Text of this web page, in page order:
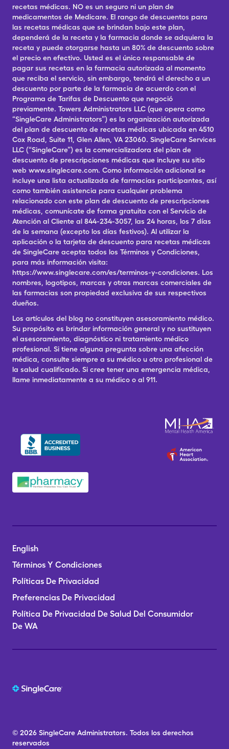
recetas médicas. NO es un seguro ni un plan de
medicamentos de Medicare. El rango de descuentos para
las recetas médicas que se brindan bajo este plan,
dependerá de la receta y la farmacia donde se adquiera la
receta y puede otorgarse hasta un 80% de descuento sobre
el precio en efectivo. Usted es el único responsable de
pagar sus recetas en la farmacia autorizada al momento
que reciba el servicio, sin embargo, tendrá el derecho a un
descuento por parte de la farmacia de acuerdo con el
Programa de Tarifas de Descuento que negoció
previamente. Towers Administrators LLC (que opera como
“SingleCare Administrators”) es la organización autorizada
del plan de descuento de recetas médicas ubicada en 4510
Cox Road, Suite 11, Glen Allen, VA 23060. SingleCare Services
LLC (“SingleCare”) es la comercializadora del plan de
descuento de prescripciones médicas que incluye su sitio
web www.singlecare.com. Como información adicional se
incluye una lista actualizada de farmacias participantes, así
como también asistencia para cualquier problema
relacionado con este plan de descuento de prescripciones
médicas, comunícate de forma gratuita con el Servicio de
Atención al Cliente al 844-234-3057, las 24 horas, los 7 días
de la semana (excepto los días festivos). Al utilizar la
aplicación o la tarjeta de descuento para recetas médicas
de SingleCare acepta todos los Términos y Condiciones,
para más información visita:
https://www.singlecare.com/es/terminos-y-condiciones. Los
nombres, logotipos, marcas y otras marcas comerciales de
las farmacias son propiedad exclusiva de sus respectivos
dueños.
Los artículos del blog no constituyen asesoramiento médico.
Su propósito es brindar información general y no sustituyen
el asesoramiento, diagnóstico ni tratamiento médico
profesional. Si tiene alguna pregunta sobre una afección
médica, consulte siempre a su médico u otro profesional de
la salud cualificado. Si cree tener una emergencia médica,
llame inmediatamente a su médico o al 911.
English
Términos Y Condiciones
Políticas De Privacidad
Preferencias De Privacidad
Política De Privacidad De Salud Del Consumidor
De WA
© 2026 SingleCare Administrators. Todos los derechos
reservados